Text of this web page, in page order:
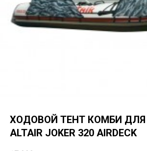
ХОДОВОЙ ТЕНТ КОМБИ
ALTAIR JOKER 320 AIRDECK